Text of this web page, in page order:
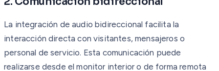
La integración de audio bidireccional facilita la
interacción directa con visitantes, mensajeros o
personal de servicio. Esta comunicación puede
realizarse desde el monitor interior o de forma remota